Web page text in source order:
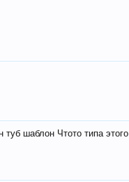
туб шаблон Чтото типа этого